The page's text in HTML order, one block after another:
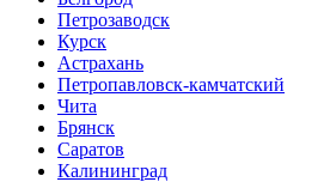
Петрозаводск
Курск
Астрахань
Петропавловск-камчатский
Чита
Брянск
Саратов
Калининград